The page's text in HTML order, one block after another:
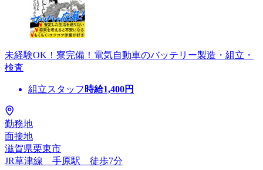
未経験OK！寮完備！電気自動車のバッテリー製造・組立・
検査
組立スタッフ 時給1,400円
勤務地
面接地
滋賀県栗東市
JR草津線 手原駅 徒歩7分